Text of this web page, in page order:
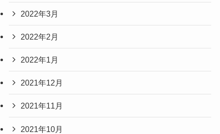
2022年3月
2022年2月
2022年1月
2021年12月
2021年11月
2021年10月